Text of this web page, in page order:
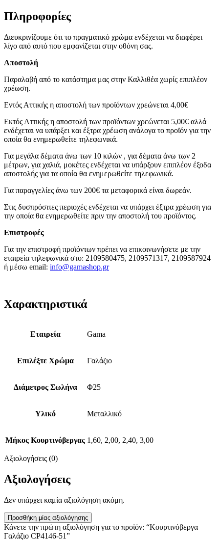
Πληροφορίες
Διευκρινίζουμε ότι το πραγματικό χρώμα ενδέχεται να διαφέρει
λίγο από αυτό που εμφανίζεται στην οθόνη σας.
Αποστολή
Παραλαβή από το κατάστημα μας στην Καλλιθέα χωρίς επιπλέον
χρέωση.
Εντός Αττικής η αποστολή των προϊόντων χρεώνεται 4,00€
Εκτός Αττικής η αποστολή των προϊόντων χρεώνεται 5,00€ αλλά
ενδέχεται να υπάρξει και έξτρα χρέωση ανάλογα το προϊόν για την
οποία θα ενημερωθείτε τηλεφωνικά.
Για μεγάλα δέματα άνω των 10 κιλών , για δέματα άνω των 2
μέτρων, για χαλιά, μοκέτες ενδέχεται να υπάρξουν επιπλέον έξοδα
αποστολής για τα οποία θα ενημερωθείτε τηλεφωνικά.
Για παραγγελίες άνω των 200€ τα μεταφορικά είναι δωρεάν.
Στις δυσπρόσιτες περιοχές ενδέχεται να υπάρχει έξτρα χρέωση για
την οποία θα ενημερωθείτε πριν την αποστολή του προϊόντος.
Επιστροφές
Για την επιστροφή προϊόντων πρέπει να επικοινωνήσετε με την
εταιρεία τηλεφωνικά στο: 2109580475, 2109571317, 2109587924
ή μέσω email: info@gamashop.gr
Χαρακτηριστικά
Εταιρεία Gama
Επιλέξτε Χρώμα Γαλάζιο
Διάμετρος Σωλήνα Φ25
Υλικό Μεταλλικό
Μήκος Κουρτινόβεργας 1,60, 2,00, 2,40, 3,00
Αξιολογήσεις (0)
Αξιολογήσεις
Δεν υπάρχει καμία αξιολόγηση ακόμη.
Προσθήκη μίας αξιολόγησης
Κάνετε την πρώτη αξιολόγηση για το προϊόν: “Κουρτινόβεργα
Γαλάζιο CP4146-51”